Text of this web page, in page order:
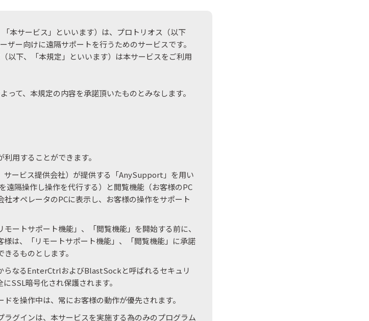
本サービス」といいます）は、プロトリオス（以下
ザー向けに遠隔サポートを行うためのサービスです。
以下、「本規定」といいます）は本サービスをご利用
って、本規定の内容を承諾頂いたものとみなします。
用することができます。
サービス提供会社）が提供する「AnySupport」を用い
遠隔操作し操作を代行する）と閲覧機能（お客様のPC
オペレータのPCに表示し、お客様の操作をサポート
ートサポート機能」、「閲覧機能」を開始する前に、
は、「リモートサポート機能」、「閲覧機能」に承諾
るものとします。
らなるEnterCtrlおよびBlastSockと呼ばれるセキュリ
SSL暗号化され保護されます。
を操作中は、常にお客様の動作が優先されます。
グインは、本サービスを実施する為のみのプログラム